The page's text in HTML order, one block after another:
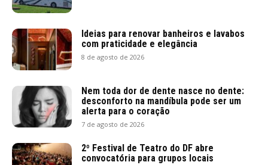
Ideias para renovar banheiros e lavabos
com praticidade e elegância
8 de agosto de 2026
Nem toda dor de dente nasce no dente:
desconforto na mandíbula pode ser um
alerta para o coração
7 de agosto de 2026
2º Festival de Teatro do DF abre
convocatória para grupos locais